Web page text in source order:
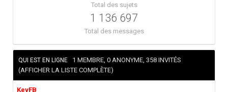
Total des sujets
1 136 697
Total des messages
QUI EST EN LIGNE 1 MEMBRE, 0 ANONYME, 358 INVITÉS
(AFFICHER LA LISTE COMPLÈTE)
KevFB